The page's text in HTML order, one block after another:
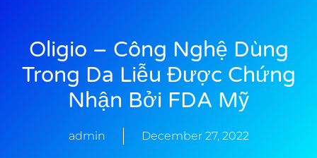
Oligio – Công Nghệ Dùng
Trong Da Liễu Được Chứng
Nhận Bởi FDA Mỹ
admin December 27, 2022